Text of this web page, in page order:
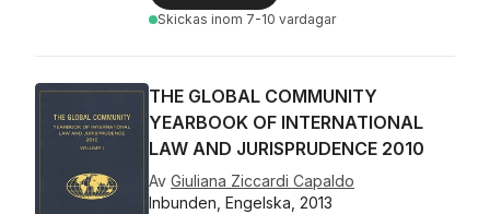
Skickas inom 7-10 vardagar
THE GLOBAL COMMUNITY
YEARBOOK OF INTERNATIONAL
LAW AND JURISPRUDENCE 2010
Av Giuliana Ziccardi Capaldo
Inbunden, Engelska, 2013